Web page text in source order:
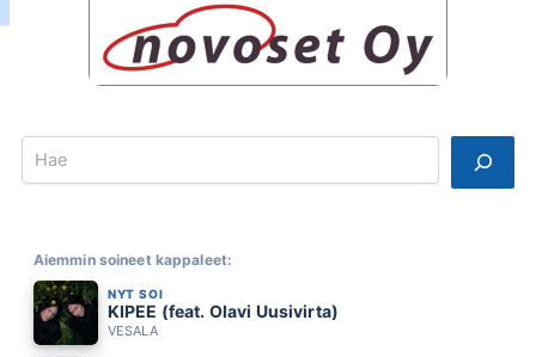
Search
Aiemmin soineet kappaleet:
NYT SOI
KIPEE (feat. Olavi Uusivirta)
VESALA